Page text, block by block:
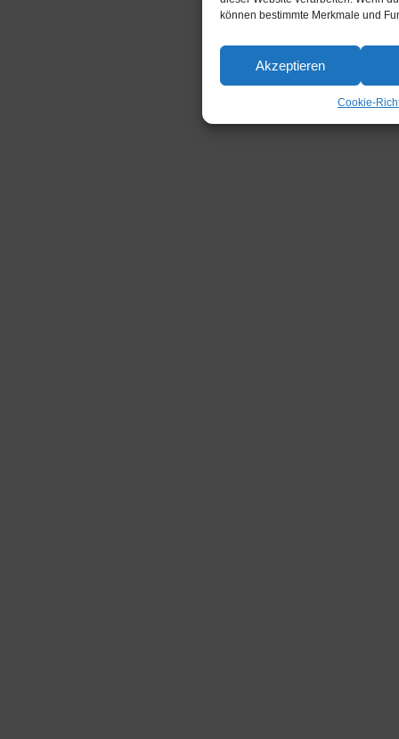
können bestimmte Merkmale und
Akzeptieren
Cookie-